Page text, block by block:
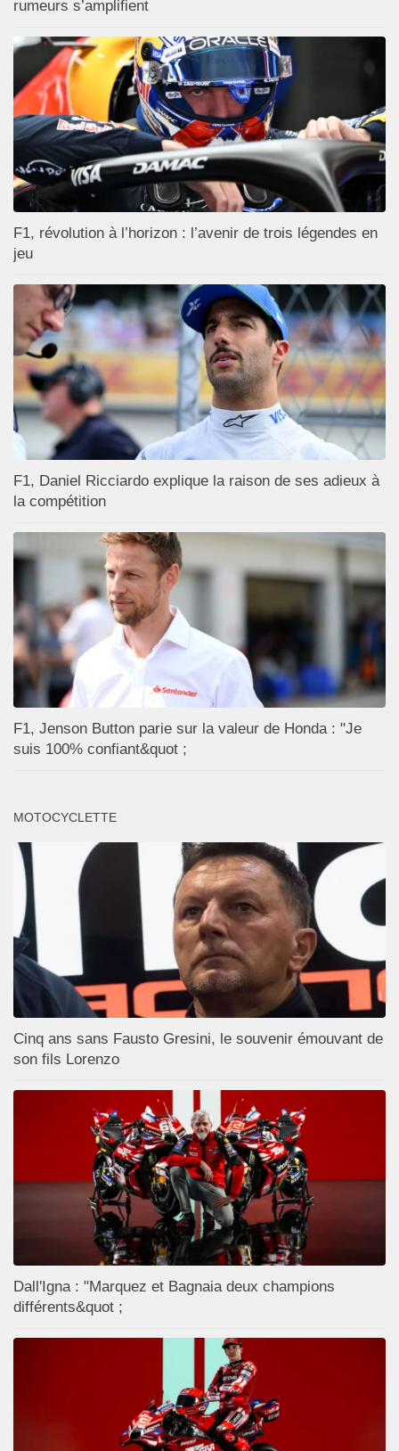
rumeurs s’amplifient
F1, révolution à l’horizon : l’avenir de trois légendes en
jeu
F1, Daniel Ricciardo explique la raison de ses adieux à
la compétition
F1, Jenson Button parie sur la valeur de Honda : "Je
suis 100% confiant&quot ;
MOTOCYCLETTE
Cinq ans sans Fausto Gresini, le souvenir émouvant de
son fils Lorenzo
Dall'Igna : "Marquez et Bagnaia deux champions
différents&quot ;